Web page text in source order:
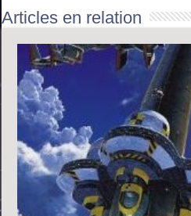
Articles en relation